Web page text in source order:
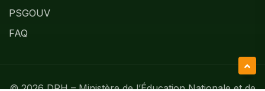
PSGOUV
FAQ
©2026DRH – Ministère de l’Éducation Nationale et de